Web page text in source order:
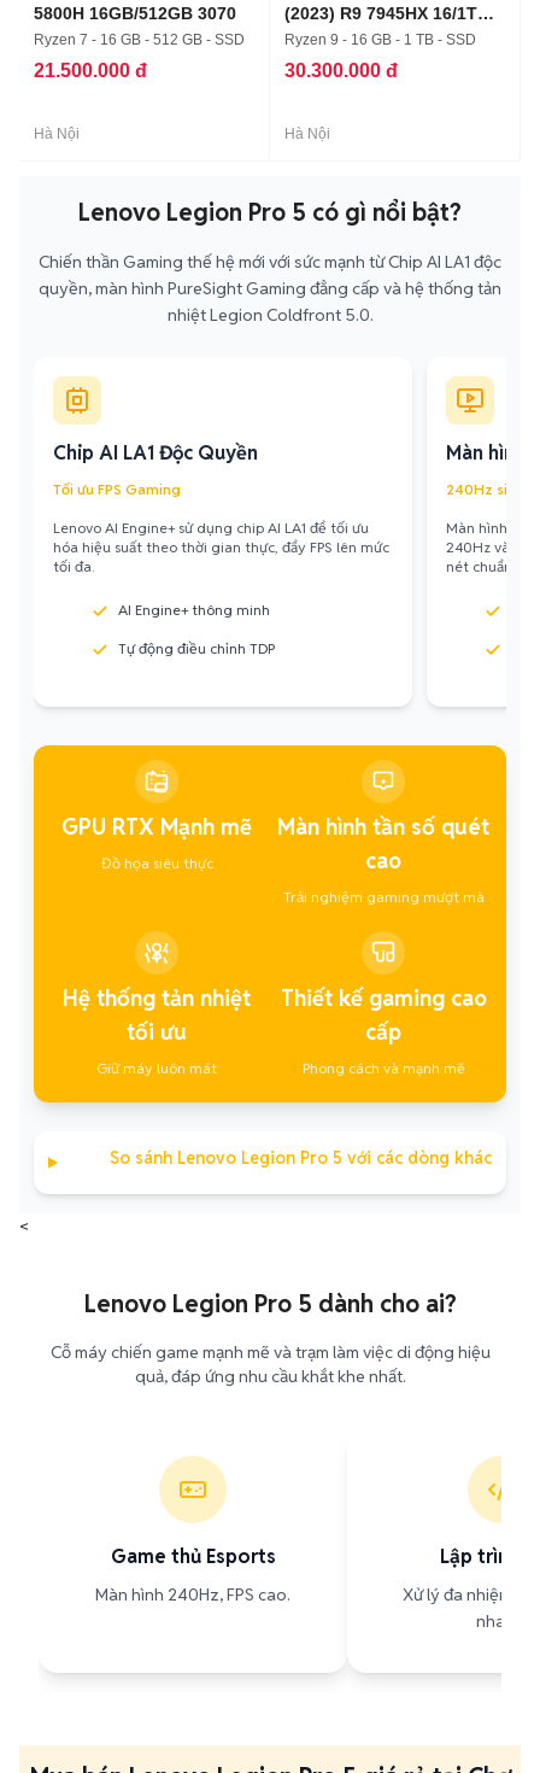
5800H 16GB/512GB 3070
Ryzen 7 - 16 GB - 512 GB - SSD
21.500.000 đ
Hà Nội
(2023) R9 7945HX 16/1T
4060
Ryzen 9 - 16 GB - 1 TB - SSD
30.300.000 đ
Hà Nội
Lenovo Legion Pro 5 có gì nổi bật?
Chiến thần Gaming thế hệ mới với sức mạnh từ Chip AI LA1 độc
quyền, màn hình PureSight Gaming đẳng cấp và hệ thống tản
nhiệt Legion Coldfront 5.0.
Chip AI LA1 Độc Quyền
Tối ưu FPS Gaming
Lenovo AI Engine+ sử dụng chip AI LA1 để tối ưu
hóa hiệu suất theo thời gian thực, đẩy FPS lên mức
tối đa.
AI Engine+ thông minh
Tự động điều chỉnh TDP
Màn hình
240Hz siêu
Màn hình 16
240Hz và độ
nét chuẩn thi
GPU RTX Mạnh mẽ
Đồ họa siêu thực
Màn hình tần số quét
cao
Trải nghiệm gaming mượt mà
Hệ thống tản nhiệt
tối ưu
Giữ máy luôn mát
Thiết kế gaming cao
cấp
Phong cách và mạnh mẽ
So sánh Lenovo Legion Pro 5 với các dòng khác
<
Lenovo Legion Pro 5 dành cho ai?
Cỗ máy chiến game mạnh mẽ và trạm làm việc di động hiệu
quả, đáp ứng nhu cầu khắt khe nhất.
Game thủ Esports
Màn hình 240Hz, FPS cao.
Lập trình
Xử lý đa nhiệm,
nhanh.